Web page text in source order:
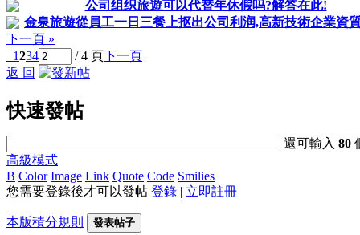
公司组织旅遊可以代替年休假吗?解答在此!
金泉旅遊從員工一日三餐上抠出公司利润,高新技術企業資
下一頁 »
1234 / 4 頁下一頁
返 回
快速發帖
還可輸入80
高級模式
B Color Image Link Quote Code Smilies
您需要登錄後才可以發帖 登錄 | 立即註冊
本版積分規則 發表帖子